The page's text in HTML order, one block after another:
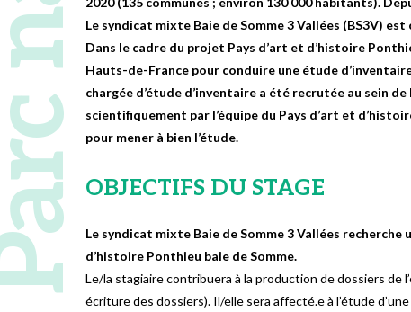
Le syndicat mixte Baie de Somme 3 Vallées (BS3V)
Dans le cadre du projet Pays d’art et d’histoire
Hauts-de-France pour conduire une étude
chargée d’étude d’inventaire a été recrutée au sein
scientifiquement par l’équipe du Pays d’art et
pour mener à bien l’étude.
OBJECTIFS DU STAGE
Le syndicat mixte Baie de Somme 3 Vallées
d’histoire Ponthieu baie de Somme.
Le/la stagiaire contribuera à la production de dossiers de
écriture des dossiers). Il/elle sera affecté.e à l’étude